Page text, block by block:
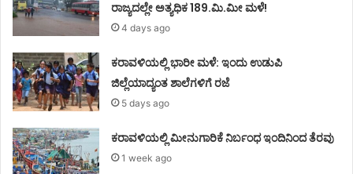
ರಾಜ್ಯದಲ್ಲೇ ಅತ್ಯಧಿಕ 189.ಮಿ.ಮೀ ಮಳೆ!
4 days ago
ಕರಾವಳಿಯಲ್ಲಿ ಭಾರೀ ಮಳೆ: ಇಂದು ಉಡುಪಿ
ಜಿಲ್ಲೆಯಾದ್ಯಂತ ಶಾಲೆಗಳಿಗೆ ರಜೆ
5 days ago
ಕರಾವಳಿಯಲ್ಲಿ ಮೀನುಗಾರಿಕೆ ನಿರ್ಬಂಧ ಇಂದಿನಿಂದ ತೆರವು
1 week ago